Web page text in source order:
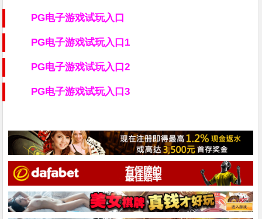
PG电子游戏试玩入口
PG电子游戏试玩入口1
PG电子游戏试玩入口2
PG电子游戏试玩入口3